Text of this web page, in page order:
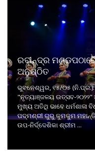
ରବୀନ୍ଦ୍ର
ଅନୁଷ୍ଠିତ
ଭୁବନେଶ୍ୱର, ୧୫/୦୫
"ନୃତ୍ୟାଞ୍ଜଳୟ ଉତ୍ସବ-
ମୁଖ୍ୟ ଅତିଥି ଭାବେ ଧର୍ମଶାଳା
ପଦ୍ମଶ୍ରୀ ଗୁରୁ କୁମକୁମ
ଉପ-ନିର୍ଦ୍ଦେଶିକା ଶ୍ରୀମ ...